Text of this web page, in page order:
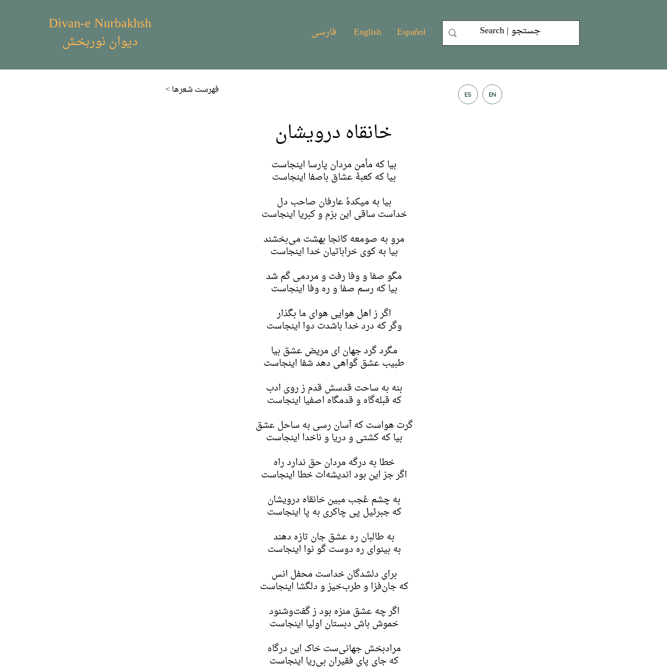
Divan-e Nurbakhsh
دیوان نوربخش فارسی English Español
< فهرست شعر‌ها ES EN
خانقاه درویشان
بیا که مأمن مردان پارسا اینجاست
بیا که کعبهٔ عشاق باصفا اینجاست
بیا به میکدهٔ عارفان صاحب دل
خداست ساقی این بزم و کبریا اینجاست
مرو به صومعه کانجا بهشت می‌بخشند
بیا به کوی خراباتیان خدا اینجاست
مگو صفا و وفا رفت و مردمی گم شد
بیا که رسم صفا و ره وفا اینجاست
اگر ز اهل هوایی هوای ما بگذار
وگر که درد خدا باشدت دوا اینجاست
مگرد گرد جهان ای مریض عشق بیا
طبیب عشق گواهی دهد شفا اینجاست
بنه به ساحت قدسش قدم ز روی ادب
که قبله‌گاه و قدمگاه اصفیا اینجاست
گرت هواست که آسان رسی به ساحل عشق
بیا که کشتی و دریا و ناخدا اینجاست
خطا به درگه مردان حق ندارد راه
اگر جز این بود اندیشه‌ات خطا اینجاست
به چشم عُجب مبین خانقاه درویشان
که جبرئیل پی چاکری به پا اینجاست
به طالبان ره عشق جان تازه دهند
به بینوای ره دوست گو نوا اینجاست
برای دلشدگان خداست محفل انس
که جان‌فزا و طرب‌خیز و دلگشا اینجاست
اگر چه عشق منزه بود ز گفت‌و‌شنود
خموش باش دبستان اولیا اینجاست
مرادبخش جهانی‌ست خاک این درگاه
که جای پای فقیران بی‌ریا اینجاست